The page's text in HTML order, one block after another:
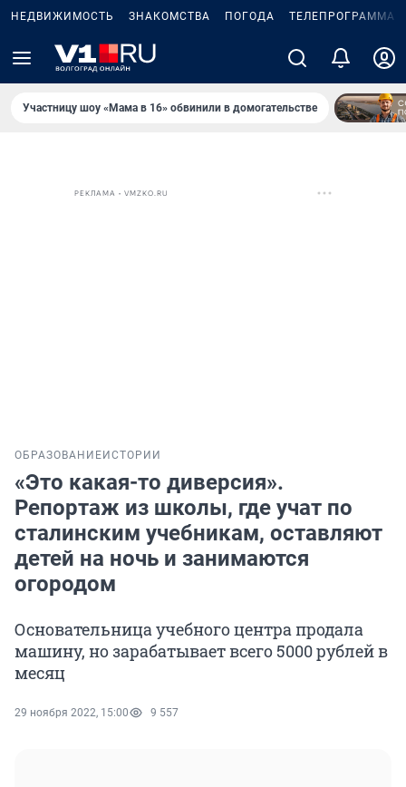
НЕДВИЖИМОСТЬ ЗНАКОМСТВА ПОГОДА ТЕЛЕПРОГРАММА
Участницу шоу «Мама в 16» обвинили в домогательстве
РЕКЛАМА • VMZKO.RU
ОБРАЗОВАНИЕ ИСТОРИИ
«Это какая-то диверсия».
Репортаж из школы, где учат по
сталинским учебникам, оставляют
детей на ночь и занимаются
огородом
Основательница учебного центра продала
машину, но зарабатывает всего 5000 рублей в
месяц
29 ноября 2022, 15:00 9 557